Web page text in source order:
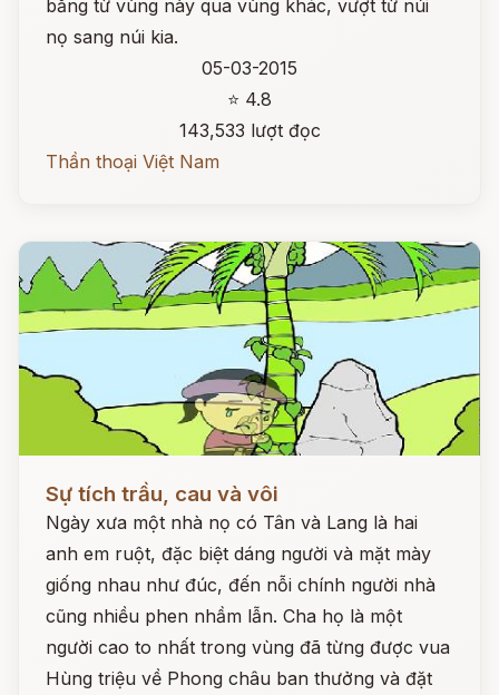
băng từ vùng này qua vùng khác, vượt từ núi
nọ sang núi kia.
05-03-2015
⭐ 4.8
143,533 lượt đọc
Thần thoại Việt Nam
Sự tích trầu, cau và vôi
Ngày xưa một nhà nọ có Tân và Lang là hai
anh em ruột, đặc biệt dáng người và mặt mày
giống nhau như đúc, đến nỗi chính người nhà
cũng nhiều phen nhầm lẫn. Cha họ là một
người cao to nhất trong vùng đã từng được vua
Hùng triệu về Phong châu ban thưởng và đặt